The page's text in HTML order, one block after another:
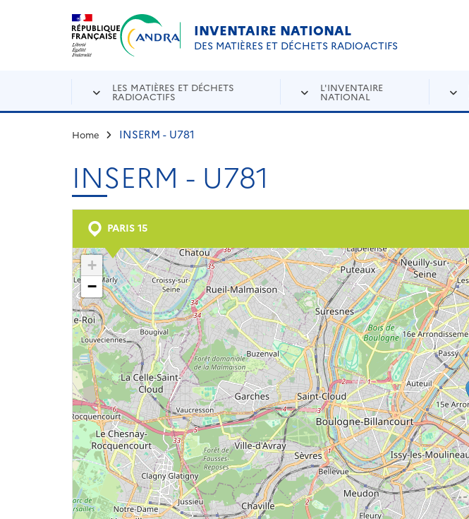
Aller au contenu principal
INVENTAIRE NATIONAL
DES MATIÈRES ET DÉCHETS RADIOACTIFS
LES MATIÈRES ET DÉCHETS
RADIOACTIFS
L'INVENTAIRE
NATIONAL
Home INSERM - U781
INSERM - U781
PARIS 15
+
−